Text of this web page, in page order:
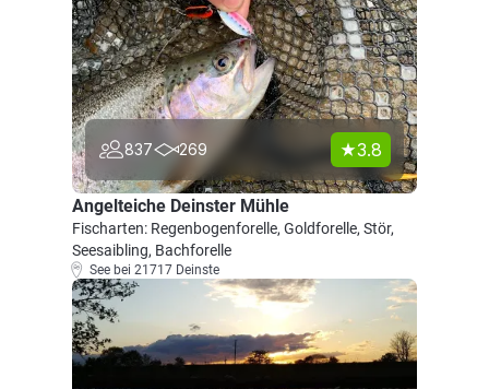
837 269 3.8
Angelteiche Deinster Mühle
Fischarten: Regenbogenforelle, Goldforelle, Stör,
Seesaibling, Bachforelle
See bei 21717 Deinste